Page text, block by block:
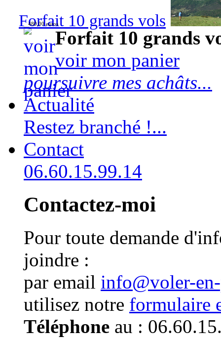
Forfait 10 grands vols
480,00 euros
Forfait 10 grands
voir mon panier
poursuivre mes achâts...
Actualité
Restez branché !...
Contact
06.60.15.99.14
Contactez-moi
Pour toute demande
joindre :
par email info@voler-
utilisez notre formulaire
Téléphone au :